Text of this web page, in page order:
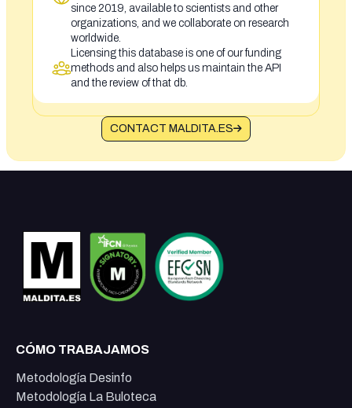
since 2019, available to scientists and other
organizations, and we collaborate on research
worldwide.
Licensing this database is one of our funding
methods and also helps us maintain the API
and the review of that db.
CONTACT MALDITA.ES
CÓMO TRABAJAMOS
Metodología Desinfo
Metodología La Buloteca